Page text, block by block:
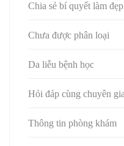
Chia sẻ bí quyết làm đẹp
Chưa được phân loại
Da liễu bệnh học
Hỏi đáp cùng chuyên gia
Thông tin phòng khám